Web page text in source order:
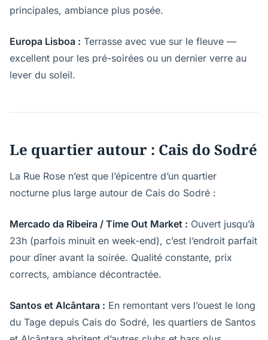
principales, ambiance plus posée.
Europa Lisboa : Terrasse avec vue sur le fleuve —
excellent pour les pré-soirées ou un dernier verre au
lever du soleil.
Le quartier autour : Cais do Sodré
La Rue Rose n’est que l’épicentre d’un quartier
nocturne plus large autour de Cais do Sodré :
Mercado da Ribeira / Time Out Market : Ouvert jusqu’à
23h (parfois minuit en week-end), c’est l’endroit parfait
pour dîner avant la soirée. Qualité constante, prix
corrects, ambiance décontractée.
Santos et Alcântara : En remontant vers l’ouest le long
du Tage depuis Cais do Sodré, les quartiers de Santos